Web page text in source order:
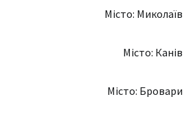
Місто: Миколаїв
Місто: Канів
Місто: Бровари